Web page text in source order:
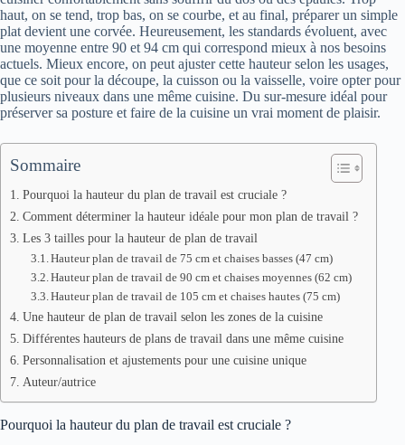
haut, on se tend, trop bas, on se courbe, et au final, préparer un simple
plat devient une corvée. Heureusement, les standards évoluent, avec
une moyenne entre 90 et 94 cm qui correspond mieux à nos besoins
actuels. Mieux encore, on peut ajuster cette hauteur selon les usages,
que ce soit pour la découpe, la cuisson ou la vaisselle, voire opter pour
plusieurs niveaux dans une même cuisine. Du sur-mesure idéal pour
préserver sa posture et faire de la cuisine un vrai moment de plaisir.
Sommaire
Pourquoi la hauteur du plan de travail est cruciale ?
Comment déterminer la hauteur idéale pour mon plan de travail ?
Les 3 tailles pour la hauteur de plan de travail
Hauteur plan de travail de 75 cm et chaises basses (47 cm)
Hauteur plan de travail de 90 cm et chaises moyennes (62 cm)
Hauteur plan de travail de 105 cm et chaises hautes (75 cm)
Une hauteur de plan de travail selon les zones de la cuisine
Différentes hauteurs de plans de travail dans une même cuisine
Personnalisation et ajustements pour une cuisine unique
Auteur/autrice
Pourquoi la hauteur du plan de travail est cruciale ?